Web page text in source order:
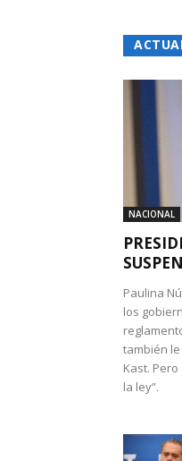
NACIONAL
Paulina
los
también
Kast.
la ley”.